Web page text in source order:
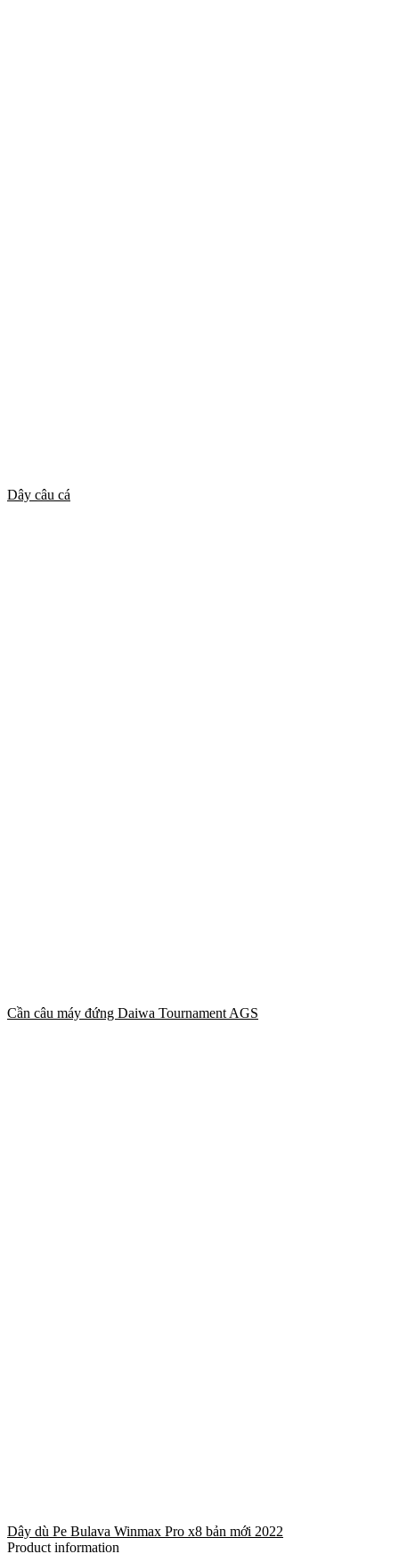
Dây câu cá
Cần câu máy đứng Daiwa Tournament AGS
Dây dù Pe Bulava Winmax Pro x8 bản mới 2022
Product information